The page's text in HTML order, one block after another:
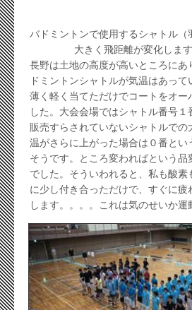
バドミントンで使用するシャトル（
大きく飛距離が変化します
長野は土地の高度が高いところにあ
ドミントンシャトルが気温はあって
薄く軽く当てただけでコートをオー
した。大会会場ではシャトル番号１
販売すらされていないシャトルでの
温がさらに上がった場合は０番とい
そうです。ところ変わればという品
でした。 そういわれると、 私も酸素
に少し付き合っただけで、 すぐに疲
します。。。。
これは気のせいか運